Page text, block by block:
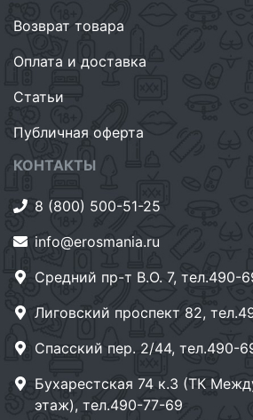
Возврат товара
Оплата и доставка
Статьи
Публичная оферта
КОНТАКТЫ
8 (800) 500-51-25
info@erosmania.ru
Средний пр-т В.О. 7, тел.490-
Лиговский проспект 82,
Спасский пер. 2/44, тел.490-
Бухарестская 74 к.3 (ТК
этаж), тел.490-77-69